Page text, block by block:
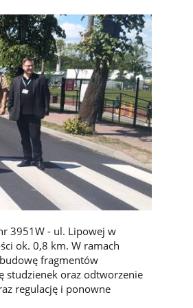
3951W - ul. Lipowej w
ok. 0,8 km. W ramach
fragmentów
studzienek oraz odtworzenie
regulację i ponowne